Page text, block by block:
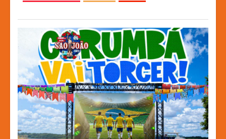
p o
k
g
er
k